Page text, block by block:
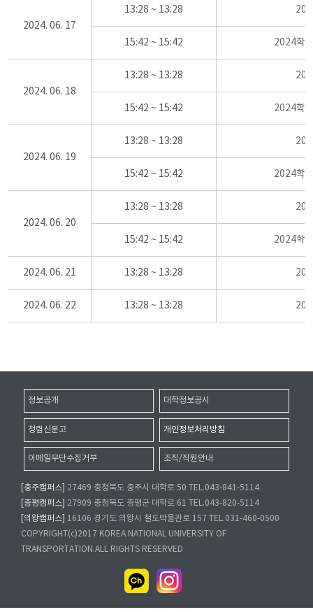
2024. 06. 17
13:28 ~ 13:28
15:42 ~ 15:42 2024학
2024. 06. 18
13:28 ~ 13:28
15:42 ~ 15:42 2024학
2024. 06. 19
13:28 ~ 13:28
15:42 ~ 15:42 2024학
2024. 06. 20
13:28 ~ 13:28
15:42 ~ 15:42 2024학
2024. 06. 21 13:28 ~ 13:28
2024. 06. 22 13:28 ~ 13:28
정보공개 대학정보공시
청렴신문고 개인정보처리방침
이메일무단수집거부 조직/직원안내
[충주캠퍼스]
27469 충청북도 충주시 대학로 50 TEL.043-841-5114
[증평캠퍼스]
27909 충청북도 증평군 대학로 61 TEL.043-820-5114
[의왕캠퍼스]
16106 경기도 의왕시 철도박물관로 157 TEL.031-460-0500
COPYRIGHT(c)2017 KOREA NATIONAL UNIVERSITY OF
TRANSPORTATION.ALL RIGHTS RESERVED